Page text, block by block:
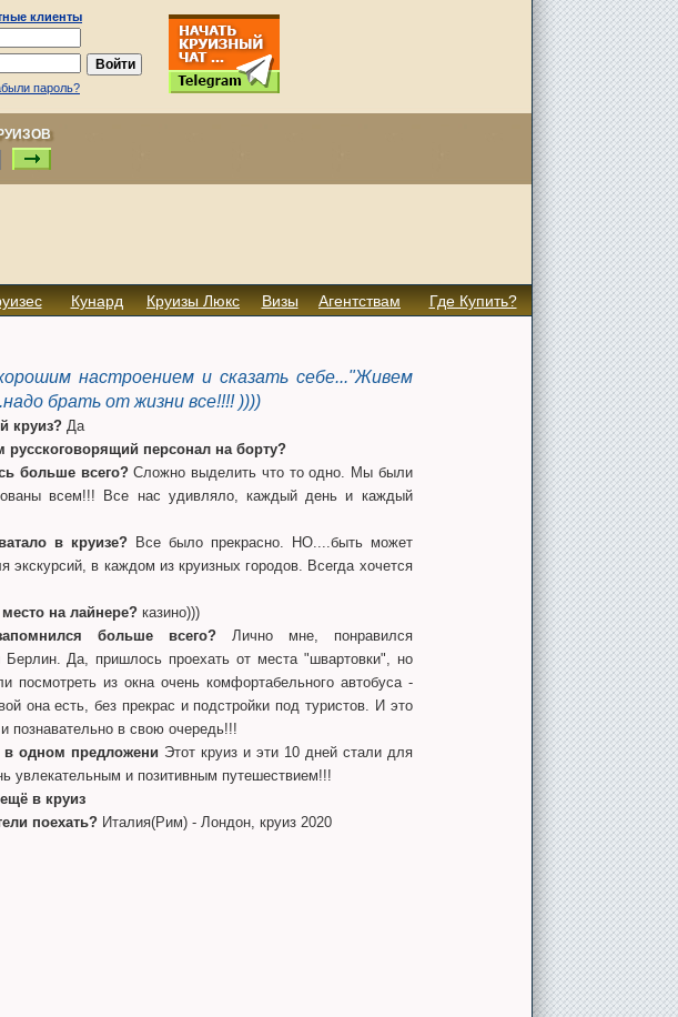
клиенты
пароль?
Кунард Круизы Люкс Визы Агентствам Где Купить?
настроением и сказать себе..."Живем
брать от жизни все!!!! ))))
круиз?Да
русскоговорящий персонал на борту?
больше всего?Сложно выделить что то одно. Мы были
всем!!! Все нас удивляло, каждый день и каждый
в круизе?Все было прекрасно. НО....быть может
экскурсий, в каждом из круизных городов. Всегда хочется
на лайнере?казино)))
больше всего?Лично мне, понравился
Берлин. Да, пришлось проехать от места "швартовки", но
посмотреть из окна очень комфортабельного автобуса -
она есть, без прекрас и подстройки под туристов. И это
познавательно в свою очередь!!!
в одном предложени Этот круиз и эти 10 дней стали для
увлекательным и позитивным путешествием!!!
в круиз
поехать?Италия(Рим) - Лондон, круиз 2020